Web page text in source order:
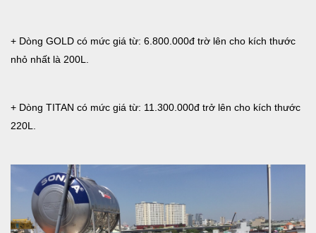
+ Dòng GOLD có mức giá từ: 6.800.000đ trờ lên cho kích thước
nhỏ nhất là 200L.
+ Dòng TITAN có mức giá từ: 11.300.000đ trở lên cho kích thước
220L.